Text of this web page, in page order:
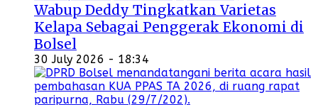
Wabup Deddy Tingkatkan Varietas
Kelapa Sebagai Penggerak Ekonomi di
Bolsel
30 July 2026 - 18:34